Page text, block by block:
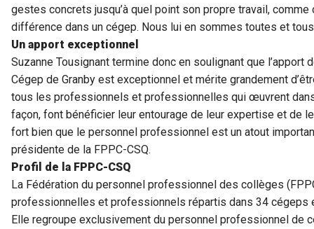
gestes concrets jusqu’à quel point son propre travail,
différence dans un cégep. Nous lui en sommes toutes et
Un apport exceptionnel
Suzanne Tousignant termine donc en soulignant que
Cégep de Granby est exceptionnel et mérite grandement
tous les professionnels et professionnelles qui œuvrent
façon, font bénéficier leur entourage de leur expertise et de
fort bien que le personnel professionnel est un atout
présidente de la FPPC-CSQ.
Profil de la FPPC-CSQ
La Fédération du personnel professionnel des collèges
professionnelles et professionnels répartis dans 34 cégeps
Elle regroupe exclusivement du personnel professionnel de